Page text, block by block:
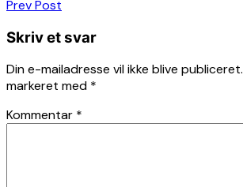
Indlægsnavigation
Prev Post
Skriv et svar
Din e-mailadresse vil ikke blive publiceret.
markeret med *
Kommentar *